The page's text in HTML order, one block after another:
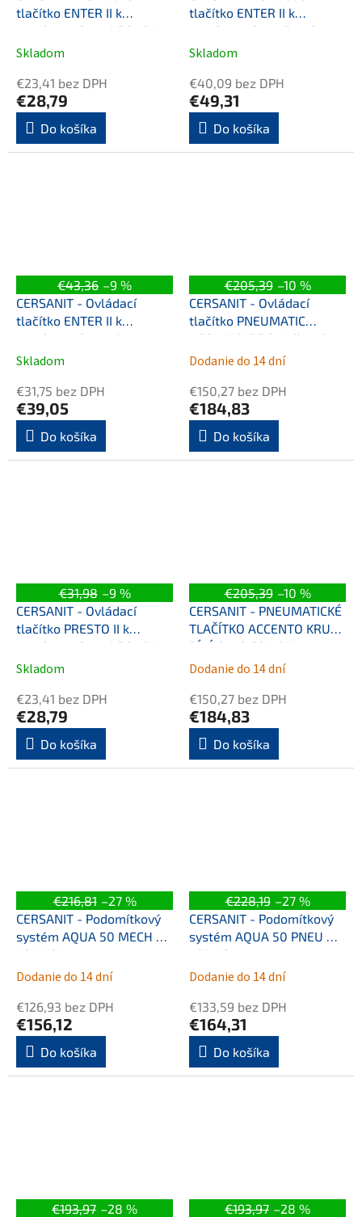
tlačítko ENTER II k
systému AQUA, bílé K97-
516
Skladom
€23,41 bez DPH
€28,79
Do košíka
tlačítko ENTER II k
systému AQUA, černý mat
K97-0574
Skladom
€40,09 bez DPH
€49,31
Do košíka
€43,36 –9 %
CERSANIT - Ovládací
tlačítko ENTER II k
systému AQUA, chrom
lesk K97-509
Skladom
€31,75 bez DPH
€39,05
Do košíka
€205,39 –10 %
CERSANIT - Ovládací
tlačítko PNEUMATIC
ACCENTO CIRCLE, černé
sklo S97-053
Dodanie do 14 dní
€150,27 bez DPH
€184,83
Do košíka
€31,98 –9 %
CERSANIT - Ovládací
tlačítko PRESTO II k
systému AQUA, bílé K97-
519
Skladom
€23,41 bez DPH
€28,79
Do košíka
€205,39 –10 %
CERSANIT - PNEUMATICKÉ
TLAČÍTKO ACCENTO KRUH
BÍLÉ SKLO S97-055
Dodanie do 14 dní
€150,27 bez DPH
€184,83
Do košíka
€216,81 –27 %
CERSANIT - Podomítkový
systém AQUA 50 MECH QF
K97-525
Dodanie do 14 dní
€126,93 bez DPH
€156,12
Do košíka
€228,19 –27 %
CERSANIT - Podomítkový
systém AQUA 50 PNEU QF
K97-521
Dodanie do 14 dní
€133,59 bez DPH
€164,31
Do košíka
€193,97 –28 %
€193,97 –28 %